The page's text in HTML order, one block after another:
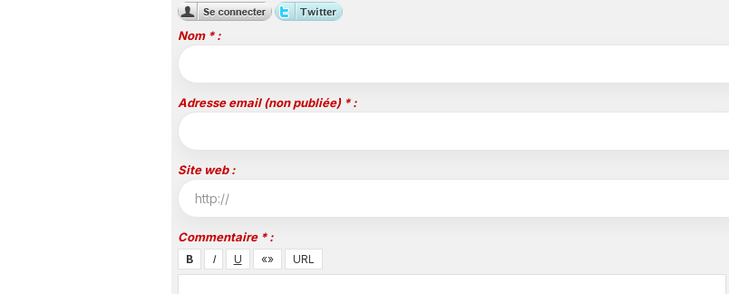
Nom * :
Adresse email (non publiée) * :
Site web :
Commentaire * :